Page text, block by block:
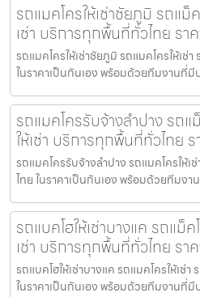
รถแมคโครให้เช่าชัยภูมิ รถแม็
เช่า บริการทุกพื้นที่ทั่วไทย รา
รถแมคโครให้เช่าชัยภูมิ รถแมคโครให้เช่
ในราคาเป็นกันเอง พร้อมด้วยทีมงานที่
รถแมคโครรับจ้างลำปาง รถ
ให้เช่า บริการทุกพื้นที่ทั่วไทย
รถแมคโครรับจ้างลำปาง รถแมคโครให้เ
ไทย ในราคาเป็นกันเอง พร้อมด้วยทีมง
รถแบคโฮให้เช่าบางแค รถแม็
เช่า บริการทุกพื้นที่ทั่วไทย รา
รถแบคโฮให้เช่าบางแค รถแมคโครให้เช่
ในราคาเป็นกันเอง พร้อมด้วยทีมงานที่มี